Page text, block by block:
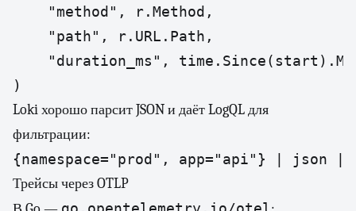
    "method", r.Method,
    "path", r.URL.Path,
"duration_ms",
)
Loki хорошо парсит JSON и даёт LogQL для
фильтрации:
{namespace="prod", app="api"} | json |
Трейсы через OTLP